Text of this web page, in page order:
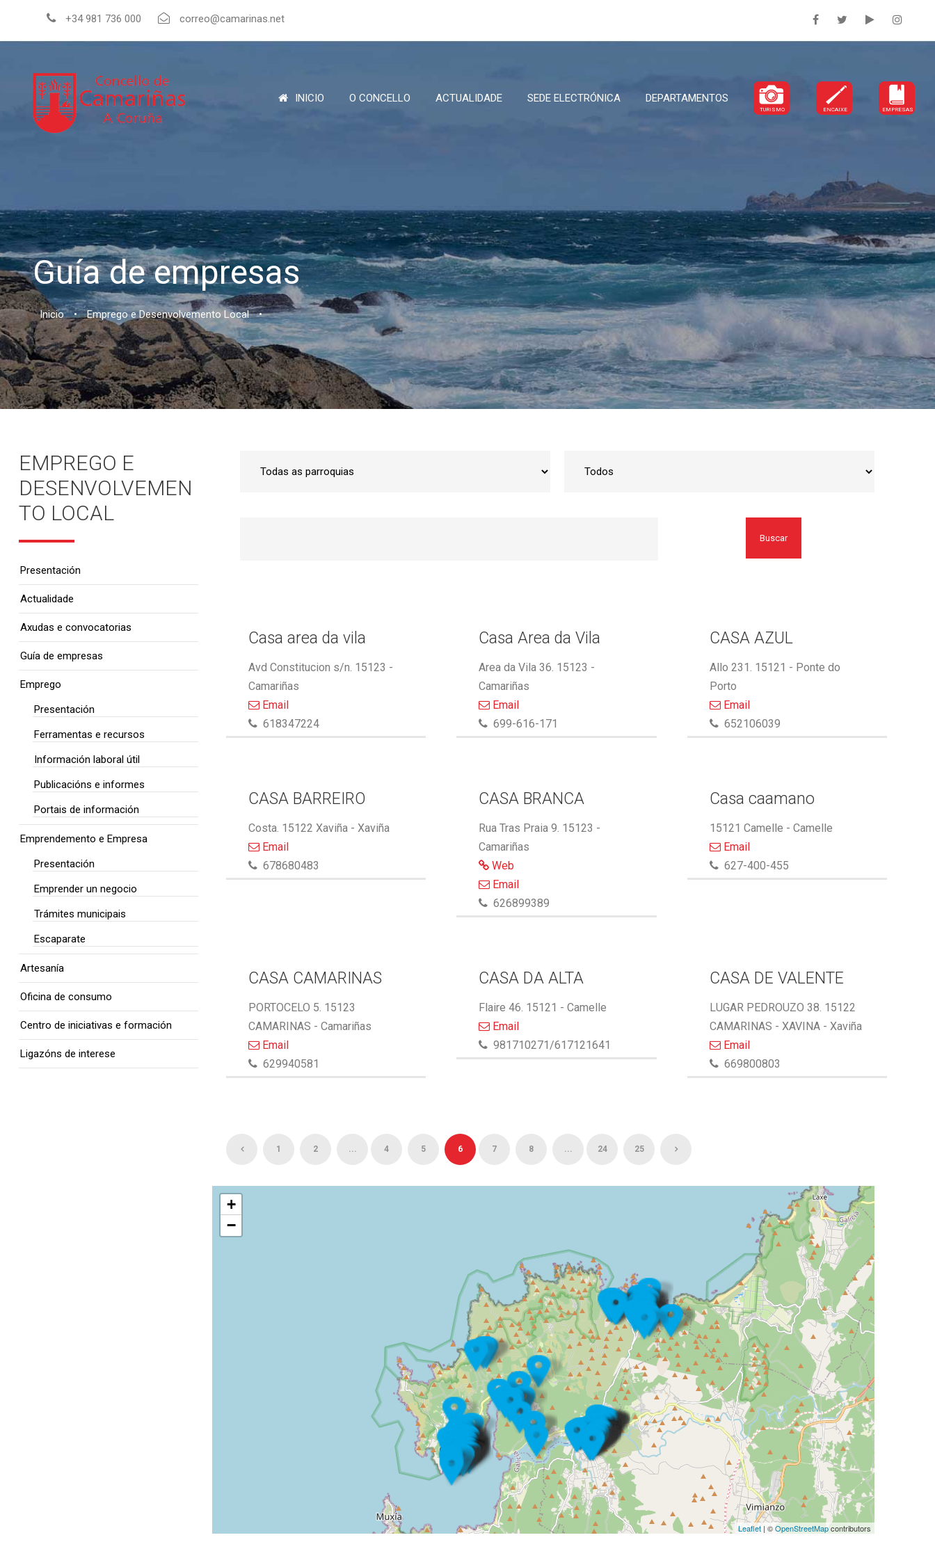
+34 981 736 000 correo@camarinas.net
INICIO O CONCELLO ACTUALIDADE SEDE ELECTRÓNICA DEPARTAMENTOS
TURISMO ENCAIXE EMPRESAS
Guía de empresas
Inicio • Emprego e Desenvolvemento Local •
Buscar
Casa area da vila
Avd Constitucion s/n. 15123 -
Camariñas
Email
618347224
Casa Area da Vila
Area da Vila 36. 15123 -
Camariñas
Email
699-616-171
CASA AZUL
Allo 231. 15121 - Ponte do
Porto
Email
652106039
CASA BARREIRO
Costa. 15122 Xaviña - Xaviña
Email
678680483
CASA BRANCA
Rua Tras Praia 9. 15123 -
Camariñas
Web
Email
626899389
Casa caamano
15121 Camelle - Camelle
Email
627-400-455
CASA CAMARINAS
PORTOCELO 5. 15123
CAMARINAS - Camariñas
Email
629940581
CASA DA ALTA
Flaire 46. 15121 - Camelle
Email
981710271/617121641
CASA DE VALENTE
LUGAR PEDROUZO 38. 15122
CAMARINAS - XAVINA - Xaviña
Email
669800803
1 2 ... 4 5 6 7 8 ... 24 25
+
−
Leaflet | ©OpenStreetMapcontributors
EMPREGO E
DESENVOLVEMEN
TO LOCAL
Presentación
Actualidade
Axudas e convocatorias
Guía de empresas
Emprego
Presentación
Ferramentas e recursos
Información laboral útil
Publicacións e informes
Portais de información
Emprendemento e Empresa
Presentación
Emprender un negocio
Trámites municipais
Escaparate
Artesanía
Oficina de consumo
Centro de iniciativas e formación
Ligazóns de interese